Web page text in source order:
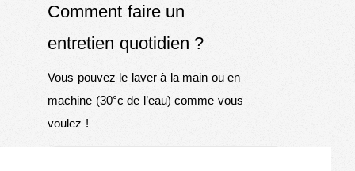
Comment faire un
entretien quotidien ?
Vous pouvez le laver à la main ou en
machine (30°c de l’eau) comme vous
voulez !